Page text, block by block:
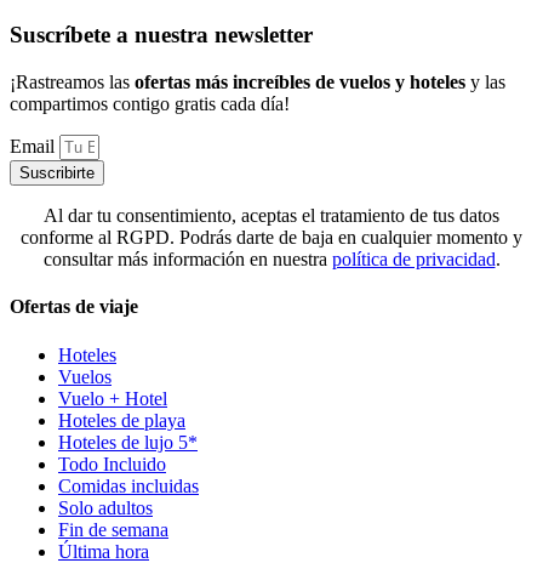
Suscríbete a nuestra newsletter
¡Rastreamos las ofertas más increíbles de vuelos y hoteles y las
compartimos contigo gratis cada día!
Email
Suscribirte
Al dar tu consentimiento, aceptas el tratamiento de tus datos
conforme al RGPD. Podrás darte de baja en cualquier momento y
consultar más información en nuestra política de privacidad.
Ofertas de viaje
Hoteles
Vuelos
Vuelo + Hotel
Hoteles de playa
Hoteles de lujo 5*
Todo Incluido
Comidas incluidas
Solo adultos
Fin de semana
Última hora